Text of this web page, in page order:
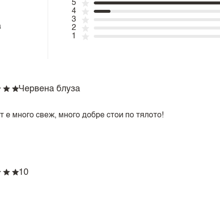
5
4
3
2
1
Червена блуза
е много свеж, много добре стои по тялото!
10